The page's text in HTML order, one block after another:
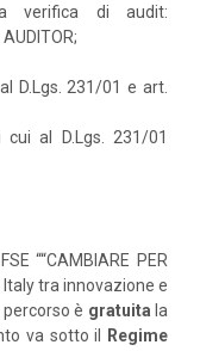
verifica di audit:
D.Lgs. 231/01 e art.
al D.Lgs. 231/01
““CAMBIARE PER
Italy tra innovazione e
è gratuita la
va sotto il
Regime